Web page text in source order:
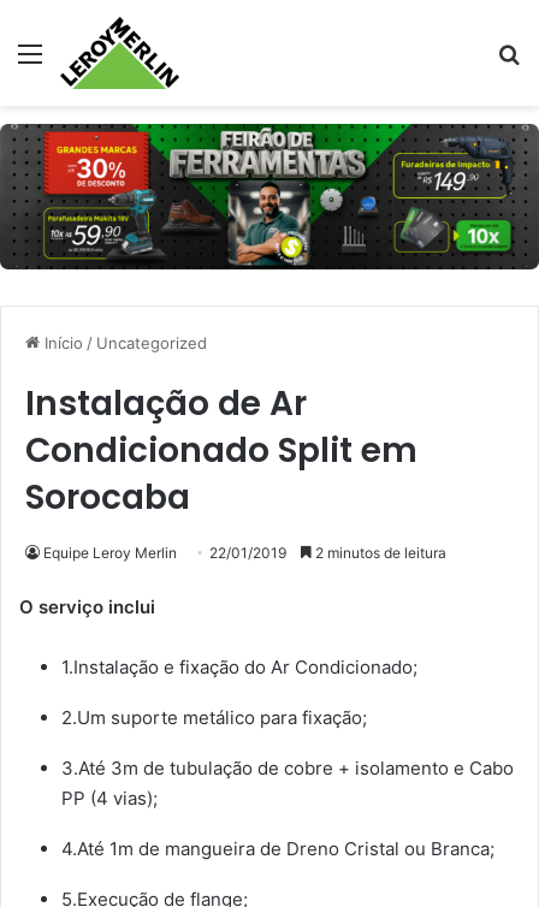
Menu
Início / Uncategorized
Instalação de Ar
Condicionado Split em
Sorocaba
Equipe Leroy Merlin 22/01/2019 2 minutos de leitura
O serviço inclui
1.Instalação e fixação do Ar Condicionado;
2.Um suporte metálico para fixação;
3.Até 3m de tubulação de cobre + isolamento e Cabo
PP (4 vias);
4.Até 1m de mangueira de Dreno Cristal ou Branca;
5.Execução de flange;